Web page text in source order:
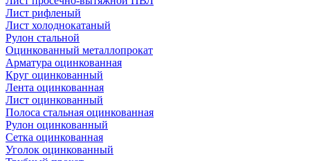
Лист рифленый
Лист холоднокатаный
Рулон стальной
Оцинкованный металлопрокат
Арматура оцинкованная
Круг оцинкованный
Лента оцинкованная
Лист оцинкованный
Полоса стальная оцинкованная
Рулон оцинкованный
Сетка оцинкованная
Уголок оцинкованный